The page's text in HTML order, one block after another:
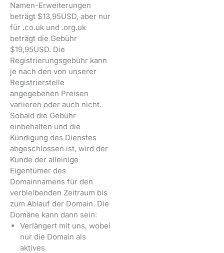
Namen-Erweiterungen
beträgt $13,95USD, aber nur
für .co.uk und .org.uk
beträgt die Gebühr
$19,95USD. Die
Registrierungsgebühr kann
je nach den von unserer
Registrierstelle
angegebenen Preisen
variieren oder auch nicht.
Sobald die Gebühr
einbehalten und die
Kündigung des Dienstes
abgeschlossen ist, wird der
Kunde der alleinige
Eigentümer des
Domainnamens für den
verbleibenden Zeitraum bis
zum Ablauf der Domain. Die
Domäne kann dann sein:
Verlängert mit uns, wobei
nur die Domain als
aktives